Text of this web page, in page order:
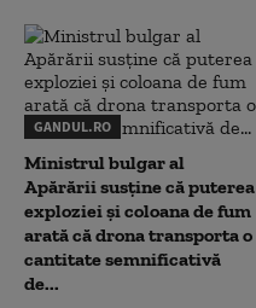
GANDUL.RO
Ministrul bulgar al
Apărării susține că puterea
exploziei și coloana de fum
arată că drona transporta o
cantitate semnificativă
de...